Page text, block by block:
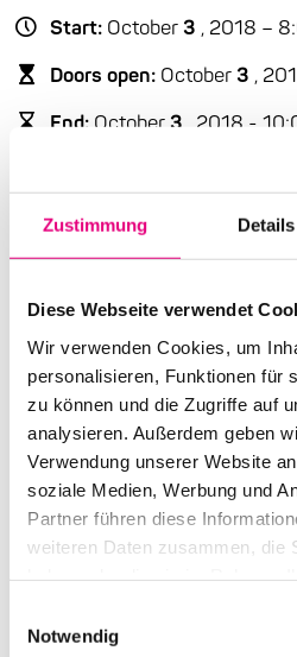
Zustimmung Details
Diese Webseite verwendet
Wir verwenden Cookies, um
personalisieren, Funktionen für
zu können und die Zugriffe auf
analysieren. Außerdem geben
Verwendung unserer Website
soziale Medien, Werbung und
Partner führen diese
weiteren Daten zusammen, die
Notwendig
Start: October 3 , 2018 –
Doors open: October 3 ,
End: October3
, 2018 -
Marc Sinan: g | Oguz
Advance ticket price: €18
Box office: €22
Nationality: Germany,
Providence Church,
Straße, Heidelberg
Event Series: Church